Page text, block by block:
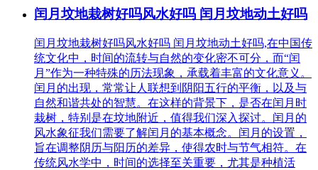
闰月坟地栽树好吗风水好吗 闰月坟地动土好吗
闰月坟地栽树好吗风水好吗 闰月坟地动土好吗,在中国传
统文化中，时间的流转与自然的变化密不可分，而“闰
月”作为一种特殊的历法现象，承载着丰富的文化意义。
闰月的出现，常常让人联想到阴阳五行的平衡，以及与
自然和谐共处的智慧。在这样的背景下，是否在闰月时
栽树，特别是在坟地附近，值得我们深入探讨。闰月的
风水象征我们需要了解闰月的基本概念。闰月的设置，
旨在调整阴历与阳历的差异，使得农时与节气相符。在
传统风水学中，时间的选择至关重要，尤其是种植活